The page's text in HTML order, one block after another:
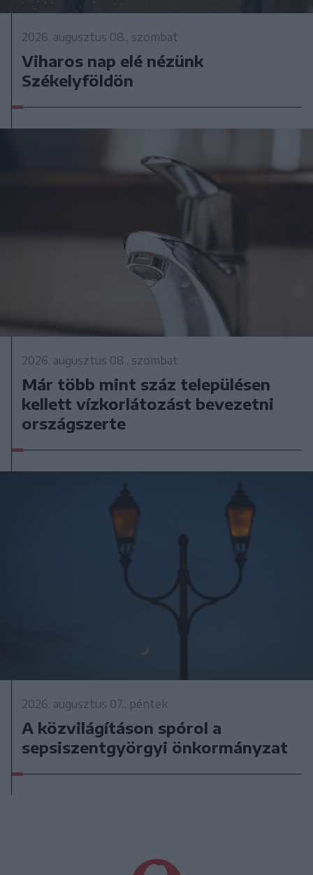
2026. augusztus 08., szombat
Viharos nap elé nézünk
Székelyföldön
2026. augusztus 08., szombat
Már több mint száz településen
kellett vízkorlátozást bevezetni
országszerte
2026. augusztus 07., péntek
A közvilágításon spórol a
sepsiszentgyörgyi önkormányzat